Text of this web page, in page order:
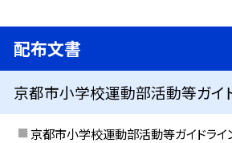
配布文書
京都市小学校運動部活動等ガイ
京都市小学校運動部活動等ガイドライ